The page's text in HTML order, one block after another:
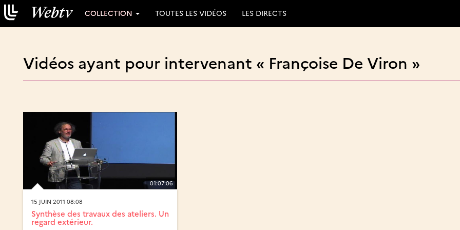
COLLECTION TOUTES LES VIDÉOS LES DIRECTS
Vidéos ayant pour intervenant « Françoise De Viron »
01:07:06
15 JUIN 2011 08:08
Synthèse des travaux des ateliers. Un
regard extérieur.